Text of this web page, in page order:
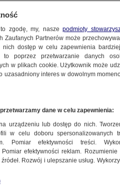
przed Wigilią
zgodę, my, naszepodmioty
Zaufanych Partnerów może
dostęp w celu zapewnienia
to poprzez przetwarzanie danych
w plikach cookie. Użytkownik może
uzasadniony interes w dowolnym
dane w celu zapewnienia:
urządzeniu lub dostęp do nich.
w celu doboru spersonalizowanych
Pomiar efektywności treści.
efektywności reklam.
Rozwój i ulepszanie usług.